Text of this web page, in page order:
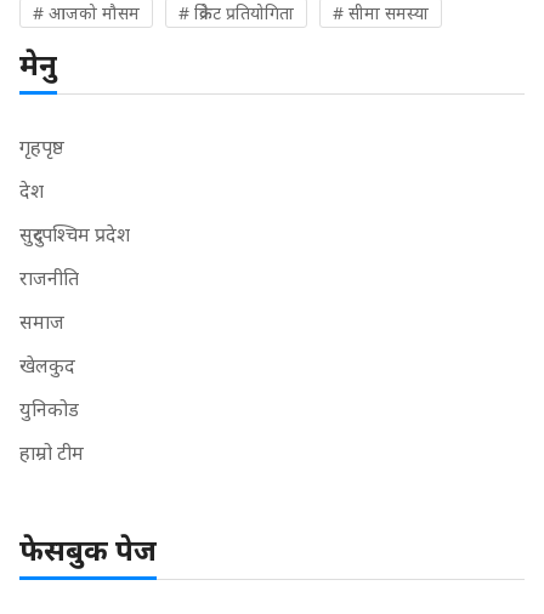
# आजको मौसम # क्रिकेट प्रतियोगिता # सीमा समस्या
मेनु
गृहपृष्ठ
देश
सुदुरपश्चिम प्रदेश
राजनीति
समाज
खेलकुद
युनिकोड
हाम्रो टीम
फेसबुक पेज